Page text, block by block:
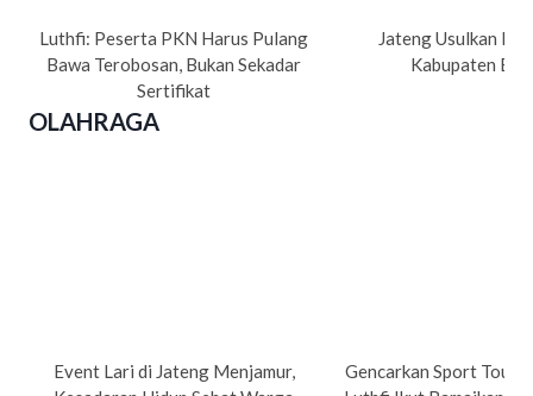
Luthfi: Peserta PKN Harus Pulang
Bawa Terobosan, Bukan Sekadar
Sertifikat
Jateng Usulkan
Kabupaten
OLAHRAGA
Event Lari di Jateng Menjamur,
Gencarkan Sport